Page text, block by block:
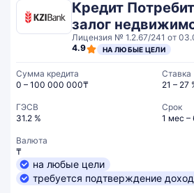
Кредит
залог
Лицензия № 1.2.67/241 от
4.9
НА ЛЮБЫЕ ЦЕЛИ
Сумма кредита
0 – 100 000 000₸
Ставка
21 – 27
ГЭСВ
31.2 %
Срок
1 мес –
Валюта
₸
на любые цели
требуется подтверждение